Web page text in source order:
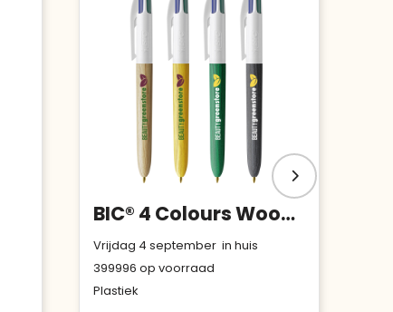
BIC® 4 Colours Wood Style
Vrijdag 4 september in huis
399996 op voorraad
Plastiek